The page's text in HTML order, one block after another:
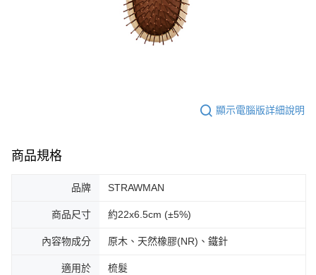
顯示電腦版詳細說明
商品規格
品牌 STRAWMAN
商品尺寸 約22x6.5cm (±5%)
內容物成分 原木、天然橡膠(NR)、鐵針
適用於 梳髮